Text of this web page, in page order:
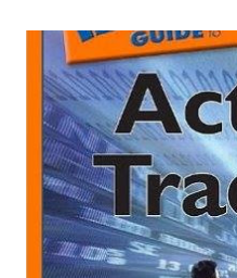
อื่นๆ สารคดีชื่อ 'Traders:
ความยาวประมาณ120 นาที เ
ประโยชน์จริงๆ สำหรับ เทรดเ
ใน แต่ละตอน แต่ละตัวละครใ
อังกฤษไม่แข ็งแรง แต่ถ้าใครอ
ชีวิตจริงก็แนะนำให้ ดู ตัวเต็มข
เข้า ใจ การเป็นเทรดเดอร์ หรื
https://youtu.be/ -